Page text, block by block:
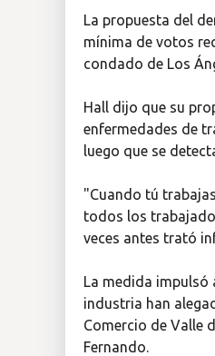
La propuesta del
mínima de votos
condado de Los
Hall dijo que su
enfermedades de
luego que se
"Cuando tú
todos los
veces antes trató
La medida impulsó
industria han
Comercio de Valle
Fernando.